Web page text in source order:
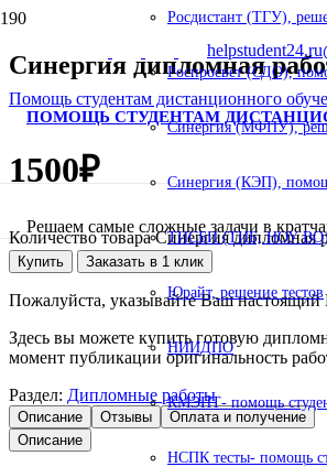
ПОМОЩЬ СТУДЕНТАМ
Решаем самые сложные задачи в
Росдистант (ТГУ),
Роспросвет (СДО),
Синергия (МФПУ),
Синергия (КЭП),
ТИСБИ (ТИБ, НОУ ВО),
Юрайт, решение тестов
НИИДПО
КМЭПТ- помощь
НСПК тесты- помощь
Синергия дипломная
Помощь студентам дистанционного
1500₽
Количество товара Синергия
Купить Заказать в 1 клик
Пожалуйста, указывайте Ваш настоящий
Здесь вы можете купить готовую
момент публикации оригинальность
Раздел: Дипломные работы
Описание Отзывы
Оплата и получение
Описание